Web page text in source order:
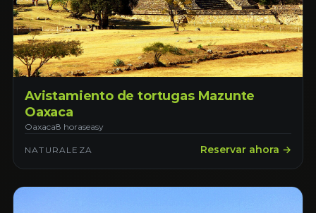
Avistamiento de tortugas Mazunte
Oaxaca
Oaxaca8 horaseasy
NATURALEZA Reservar ahora →